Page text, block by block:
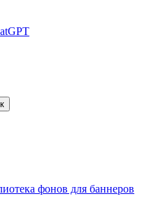
фонов для баннеров